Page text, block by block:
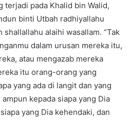
terjadi pada Khalid bin Walid,
binti Utbah radhiyallahu
shallallahu alaihi wasallam. “Tak
dalam urusan mereka itu,
atau mengazab mereka
itu orang-orang yang
yang ada di langit dan yang
kepada siapa yang Dia
yang Dia kehendaki, dan